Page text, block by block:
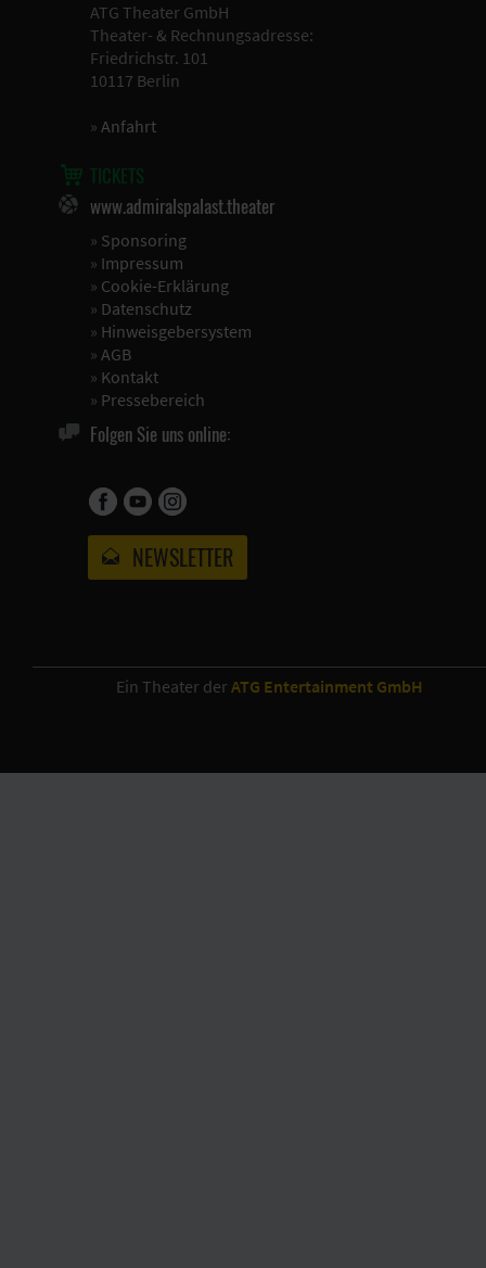
ATG Theater GmbH
Theater- & Rechnungsadresse:
Friedrichstr. 101
10117 Berlin
» Anfahrt
TICKETS
www.admiralspalast.theater
» Sponsoring
» Impressum
» Cookie-Erklärung
» Datenschutz
» Hinweisgebersystem
» AGB
» Kontakt
» Pressebereich
Folgen Sie uns online:
NEWSLETTER
Ein Theater der ATG Entertainment GmbH